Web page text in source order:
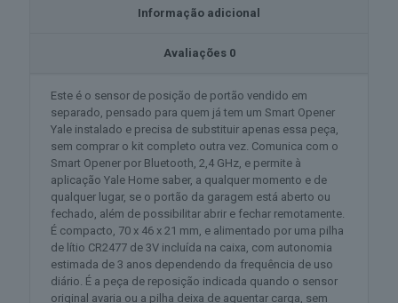
Informação adicional
Avaliações 0
Este é o sensor de posição de portão vendido em
separado, pensado para quem já tem um Smart Opener
Yale instalado e precisa de substituir apenas essa peça,
sem comprar o kit completo outra vez. Comunica com o
Smart Opener por Bluetooth, 2,4 GHz, e permite à
aplicação Yale Home saber, a qualquer momento e de
qualquer lugar, se o portão da garagem está aberto ou
fechado, além de possibilitar abrir e fechar remotamente.
É compacto, 70 x 46 x 21 mm, e alimentado por uma pilha
de lítio CR2477 de 3V incluída na caixa, com autonomia
estimada de 3 anos dependendo da frequência de uso
diário. É a peça de reposição indicada quando o sensor
original avaria ou a pilha deixa de aguentar carga, sem